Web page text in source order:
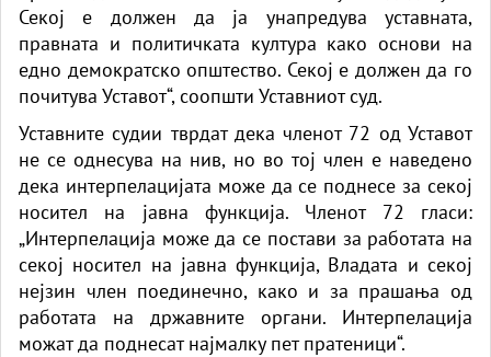
Секој е должен да ја унапредува уставната,
правната и политичката култура како основи на
едно демократско општество. Секој е должен да го
почитува Уставот“, соопшти Уставниот суд.
Уставните судии тврдат дека членот 72 од Уставот
не се однесува на нив, но во тој член е наведено
дека интерпелацијата може да се поднесе за секој
носител на јавна функција. Членот 72 гласи:
„Интерпелација може да се постави за работата на
секој носител на јавна функција, Владата и секој
нејзин член поединечно, како и за прашања од
работата на државните органи. Интерпелација
можат да поднесат најмалку пет пратеници“.